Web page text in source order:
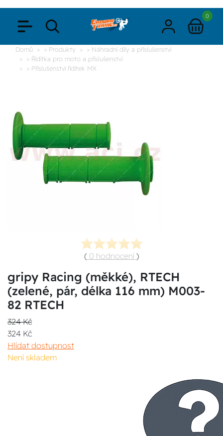
0
Domů > Produkty
> Náhradní díly a příslušenství
> Řídítka pro moto a příslušenství
> Příslušenství řídítek MX
( 0 hodnocení )
gripy Racing (měkké), RTECH
(zelené, pár, délka 116 mm) M003-
82 RTECH
324 Kč
324 Kč
Hlídat dostupnost
Není skladem